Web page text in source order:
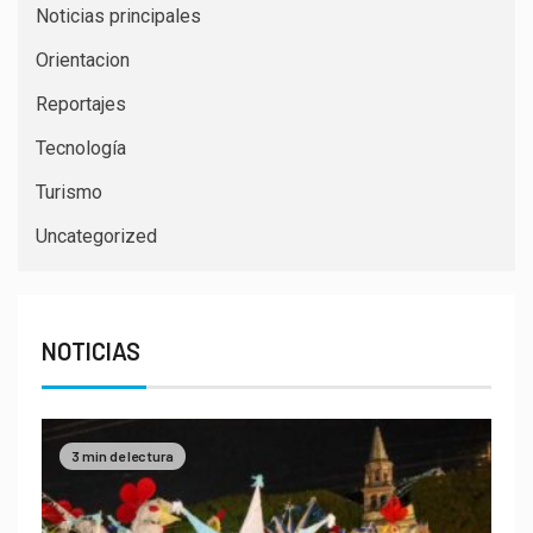
Noticias principales
Orientacion
Reportajes
Tecnología
Turismo
Uncategorized
NOTICIAS
3 min de lectura